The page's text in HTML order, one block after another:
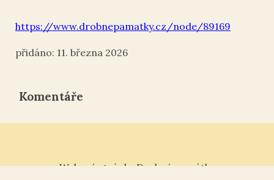
https://www.drobnepamatky.cz/node/89169
11. března 2026
Komentáře
Webové stránky Drobné památky